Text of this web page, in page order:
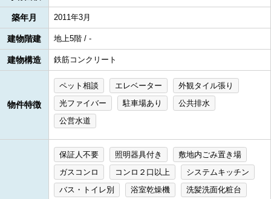
築年月 2011年3月
建物階建 地上5階 / -
建物構造 鉄筋コンクリート
物件特徴
ペット相談 エレベーター
外観タイル張り
光ファイバー
駐車場あり
公共排水
公営水道
保証人不要 照明器具付き
敷地内ごみ置き場
ガスコンロ
コンロ２口以上
システムキッチン
バス・トイレ別
浴室乾燥機
洗髪洗面化粧台